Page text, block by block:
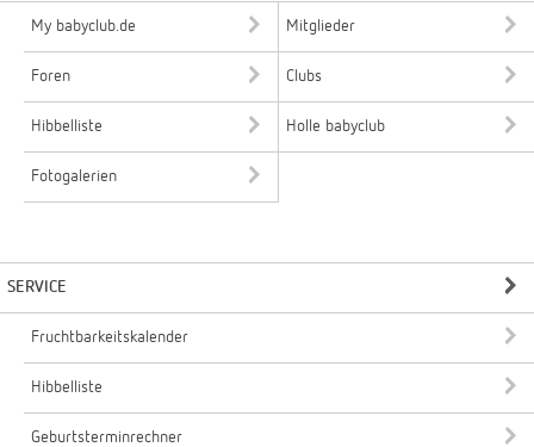
My babyclub.de Mitglieder
Foren Clubs
Hibbelliste Holle babyclub
Fotogalerien
SERVICE
Fruchtbarkeitskalender
Hibbelliste
Geburtsterminrechner